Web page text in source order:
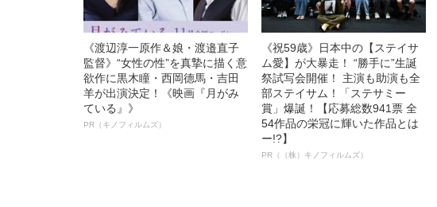
《渡辺淳一原作＆娘・渡邉直子
監督》“女性の性”を真摯に描く意
欲作に黒木瞳・西岡德馬・吉田
羊が出演決定！《映画『月がみ
ている』》
PR（キノフィルムズ）
《祝59歳》日本中の【ステイサ
ム愛】が大暴走！ “勝手に”生誕
祭試写会開催！ 主演も助演も全
部ステイサム！「ステサミー
賞」爆誕！【応募総数941票 全
54作品の栄冠に輝いた作品とは
ー!?】
PR（（株）キノフィルムズ）